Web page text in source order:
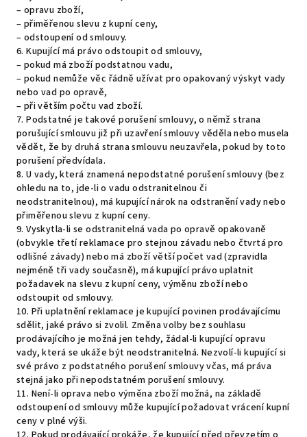
– opravu zboží,
– přiměřenou slevu z kupní ceny,
– odstoupení od smlouvy.
6. Kupující má právo odstoupit od smlouvy,
– pokud má zboží podstatnou vadu,
– pokud nemůže věc řádně užívat pro opakovaný výskyt vady
nebo vad po opravě,
– při větším počtu vad zboží.
7. Podstatné je takové porušení smlouvy, o němž strana
porušující smlouvu již při uzavření smlouvy věděla nebo musela
vědět, že by druhá strana smlouvu neuzavřela, pokud by toto
porušení předvídala.
8. U vady, která znamená nepodstatné porušení smlouvy (bez
ohledu na to, jde-li o vadu odstranitelnou či
neodstranitelnou), má kupující nárok na odstranění vady nebo
přiměřenou slevu z kupní ceny.
9. Vyskytla-li se odstranitelná vada po opravě opakovaně
(obvykle třetí reklamace pro stejnou závadu nebo čtvrtá pro
odlišné závady) nebo má zboží větší počet vad (zpravidla
nejméně tři vady současně), má kupující právo uplatnit
požadavek na slevu z kupní ceny, výměnu zboží nebo
odstoupit od smlouvy.
10. Při uplatnění reklamace je kupující povinen prodávajícímu
sdělit, jaké právo si zvolil. Změna volby bez souhlasu
prodávajícího je možná jen tehdy, žádal-li kupující opravu
vady, která se ukáže být neodstranitelná. Nezvolí-li kupující si
své právo z podstatného porušení smlouvy včas, má práva
stejná jako při nepodstatném porušení smlouvy.
11. Není-li oprava nebo výměna zboží možná, na základě
odstoupení od smlouvy může kupující požadovat vrácení kupní
ceny v plné výši.